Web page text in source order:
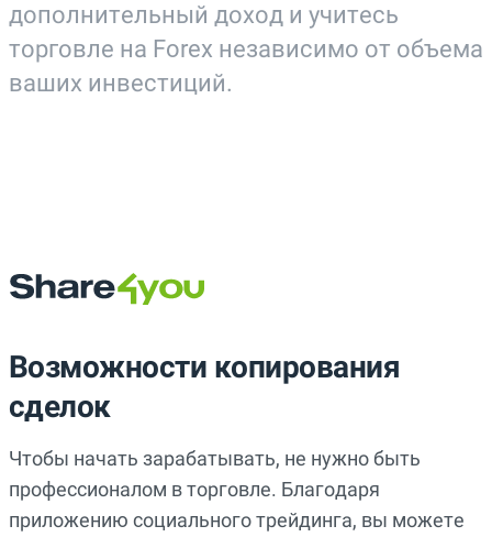
дополнительный доход и учитесь
торговле на Forex независимо от объема
ваших инвестиций.
Возможности копирования
сделок
Чтобы начать зарабатывать, не нужно быть
профессионалом в торговле. Благодаря
приложению социального трейдинга, вы можете